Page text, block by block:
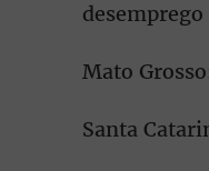
Mato
Santa